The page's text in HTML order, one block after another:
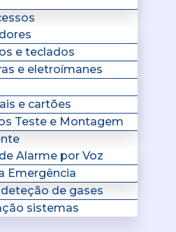
e teclados
e eletroímanes
e cartões
Teste e Montagem
Alarme por Voz
Emergência
de gases
sistemas